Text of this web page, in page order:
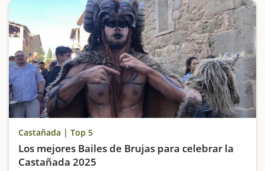
Castañada | Top 5
Los mejores Bailes de Brujas para celebrar la
Castañada 2025